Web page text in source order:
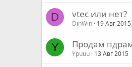
D vtec или нет?
DinWin 19 Авг 2015
Y Продам
Ypuuu 13 Авг 2015